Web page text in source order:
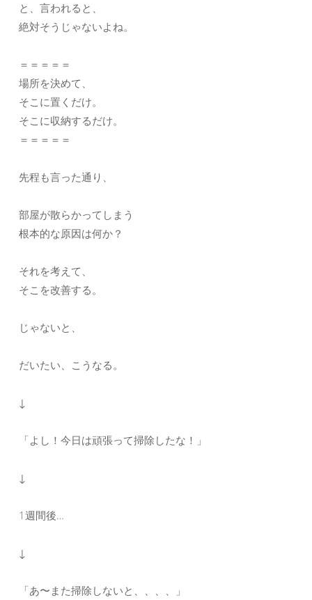
と、言われると、
絶対そうじゃないよね。
＝＝＝＝＝
場所を決めて、
そこに置くだけ。
そこに収納するだけ。
＝＝＝＝＝
先程も言った通り、
部屋が散らかってしまう
根本的な原因は何か？
それを考えて、
そこを改善する。
じゃないと、
だいたい、こうなる。
↓
「よし！今日は頑張って掃除したな！」
↓
1週間後…
↓
「あ〜また掃除しないと、、、、」